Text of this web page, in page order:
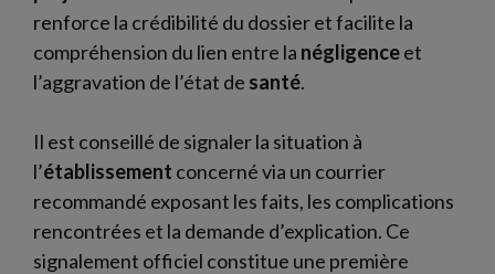
renforce la crédibilité du dossier et facilite la
compréhension du lien entre la négligenceet
l’aggravation de l’état de santé.
Il est conseillé de signaler la situation à
l’établissement concerné via un courrier
recommandé exposant les faits, les complications
rencontrées et la demande d’explication. Ce
signalement officiel constitue une première